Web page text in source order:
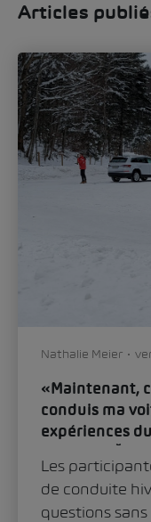
Articles
Nathalie Meier
«Maintenant,
conduis ma
expériences
Les
de conduite
questions